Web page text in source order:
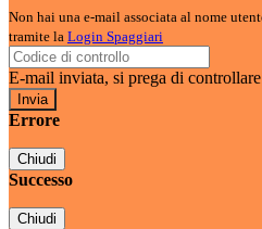
Non hai una e-mail associata al nome
tramite la Login Spaggiari
E-mail inviata, si prega di
Errore
Chiudi
Successo
Chiudi